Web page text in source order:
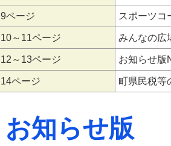
9ページ スポーツコ
10～11ページ みんなの広
12～13ページ お知らせ版
14ページ 町県民税等
お知らせ版